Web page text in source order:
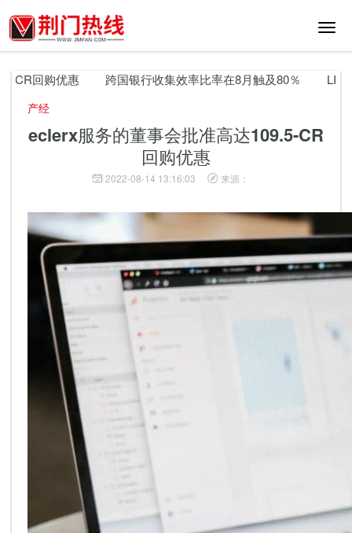
切
航
回购优惠 跨国银行收集效率比率在8月触及80％ LIC
产经
eclerx服务的董事会批准高达109.5-CR
回购优惠
2022-08-14 13:16:03 来源：